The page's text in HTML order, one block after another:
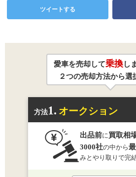
ツイートする
愛車を売却して乗換し
２つの売却方法から選
方法1. オークション
出品前に買取相
3000社の中から
みとやり取りで完結